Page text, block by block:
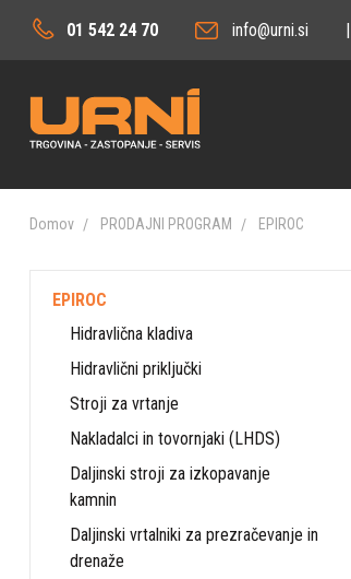
01 542 24 70 info@urni.si |
Domov PRODAJNI PROGRAM EPIROC
EPIROC
Hidravlična kladiva
Hidravlični priključki
Stroji za vrtanje
Nakladalci in tovornjaki (LHDS)
Daljinski stroji za izkopavanje
kamnin
Daljinski vrtalniki za prezračevanje in
drenaže